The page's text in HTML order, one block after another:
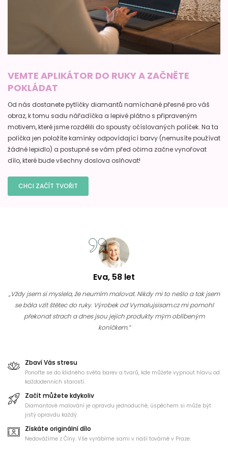
VEMTE APLIKÁTOR DO RUKY A ZAČNĚTE
POKLÁDAT
Od nás dostanete pytlíčky diamantů namíchané přesně pro váš
obraz, k tomu sadu nářadíčka a lepivé plátno s připraveným
motivem, které jsme rozdělili do spousty očíslovaných políček. Na ta
políčka jen položíte kamínky odpovídající barvy (nemusíte používat
žádné lepidlo) a postupně se vám před očima začne vynořovat
dílo, které bude všechny doslova oslňovat!
CHCI ZAČÍT TVOŘIT
Eva, 58 let
„Vždy jsem si myslela, že neumím malovat. Nikdy mi to nešlo a tak jsem
se bála vzít štětec do ruky. Výrobek od Vymalujsisam.cz mi pomohl
překonat strach a dnes jsou jejich produkty mým oblíbeným
koníčkem.”
Zbaví Vás stresu
Ponořte se do klidného světa barev a tvarů, kde můžete vypnout hlavu od
každodenních starostí.
Začít můžete kdykoliv
Diamantové malování je opravdu jednoduché, úspěchem si může být
jistý opravdu každý.
Získáte originální dílo
Nedovážíme z Číny. Vše vyrábíme sami v naší továrně v Praze.